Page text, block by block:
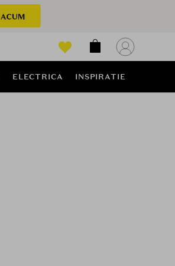
ELECTRICA INSPIRATIE